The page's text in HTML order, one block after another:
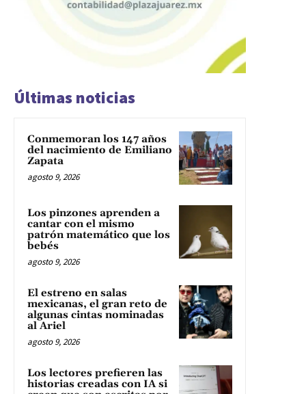
Últimas noticias
Conmemoran los 147 años
del nacimiento de Emiliano
Zapata
agosto 9, 2026
Los pinzones aprenden a
cantar con el mismo
patrón matemático que los
bebés
agosto 9, 2026
El estreno en salas
mexicanas, el gran reto de
algunas cintas nominadas
al Ariel
agosto 9, 2026
Los lectores prefieren las
historias creadas con IA si